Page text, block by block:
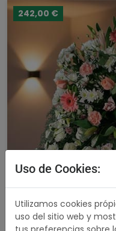
242,00 €
Uso de Cookies:
Utilizamos cookies
uso del sitio web y